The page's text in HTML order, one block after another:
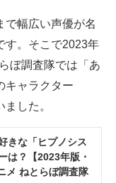
幅広い声優が名
す。そこで2023年
ぼ調査隊では「あ
キャラクター
した。
きな「ヒプノシス
は？【2023年版・
メ ねとらぼ調査隊